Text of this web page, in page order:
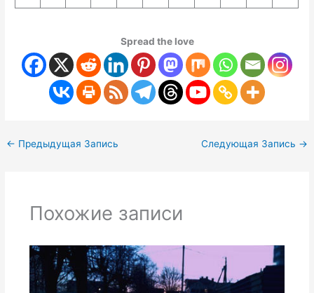
Spread the love
← Предыдущая Запись Следующая Запись →
Похожие записи